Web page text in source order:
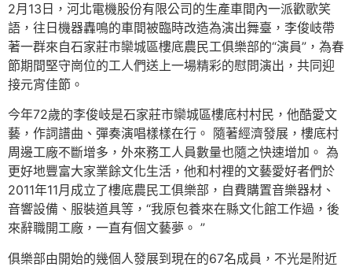
2月13日，河北電機股份有限公司的生產車間內一派歡歌笑
語，往日機器轟鳴的車間被臨時改造為演出舞臺，李俊岐帶
著一群來自石家莊市欒城區樓底農民工俱樂部的“演員”，為春
節期間堅守崗位的工人們送上一場精彩的慰問演出，共同迎
接元宵佳節。
今年72歲的李俊岐是石家莊市欒城區樓底村村民，他酷愛文
藝，作詞譜曲、彈奏演唱樣樣在行。 隨著經濟發展，樓底村
周邊工廠不斷增多，外來務工人員數量也隨之快速增加。 為
更好地豐富大家業餘文化生活，他和村裡的文藝愛好者們於
2011年11月成立了樓底農民工俱樂部，自費購置音樂器材、
音響設備、服裝道具等，“我原包養來在縣文化館工作過，後
來辭職開工廠，一直有個文藝夢。 ”
俱樂部由開始的幾個人發展到現在的67名成員，不光是附近